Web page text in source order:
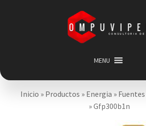
Saltar
navegación
contenido
MENU
Inicio
Categorias
Inicio » Productos » Energia »
»Gfp300b1n